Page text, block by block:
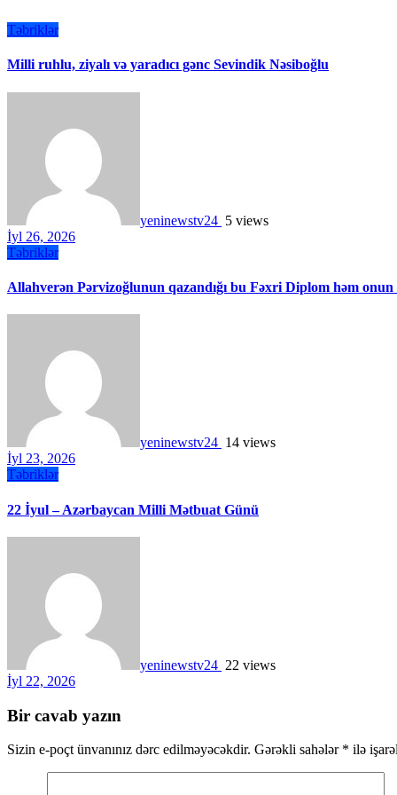
Təbriklər
Milli ruhlu, ziyalı və yaradıcı gənc Sevindik Nəsiboğlu
yeninewstv24 5 views
İyl 26, 2026
Təbriklər
Allahverən Pərvizoğlunun qazandığı bu Fəxri Diplom həm
yeninewstv24 14 views
İyl 23, 2026
Təbriklər
22 İyul – Azərbaycan Milli Mətbuat Günü
yeninewstv24 22 views
İyl 22, 2026
Bir cavab yazın
Sizin e-poçt ünvanınız dərc edilməyəcəkdir. Gərəkli sahələr * ilə